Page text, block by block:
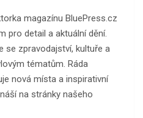
magazínu BluePress.cz
pro detail a aktuální dění.
se zpravodajství, kultuře a
tématům. Ráda
nová místa a inspirativní
na stránky našeho